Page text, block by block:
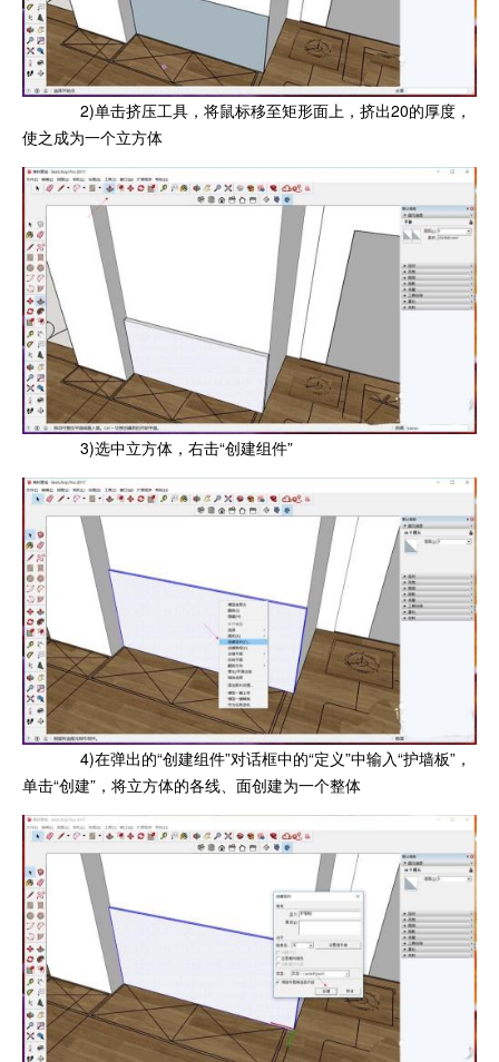
2)单击挤压工具，将鼠标移至矩形面上，挤出20的厚度，
使之成为一个立方体
3)选中立方体，右击“创建组件”
4)在弹出的“创建组件”对话框中的“定义”中输入“护墙板”，
单击“创建”，将立方体的各线、面创建为一个整体